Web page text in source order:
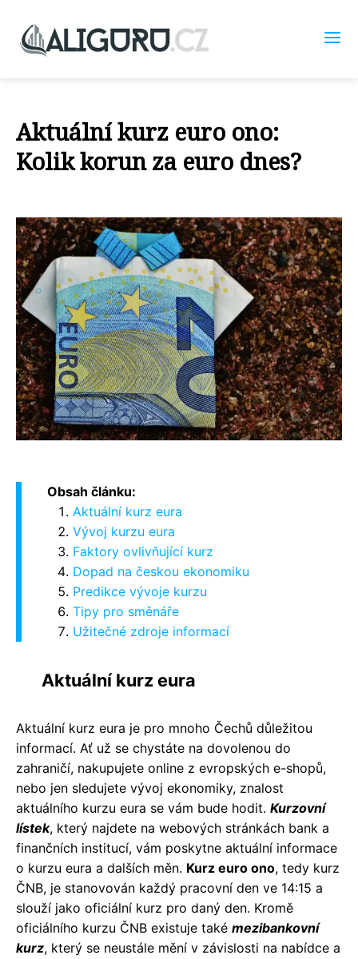
Aktuální kurz euro ono:
Kolik korun za euro dnes?
Obsah článku:
Aktuální kurz eura
Vývoj kurzu eura
Faktory ovlivňující kurz
Dopad na českou ekonomiku
Predikce vývoje kurzu
Tipy pro směnáře
Užitečné zdroje informací
Aktuální kurz eura
Aktuální kurz eura je pro mnoho Čechů důležitou
informací. Ať už se chystáte na dovolenou do
zahraničí, nakupujete online z evropských e-shopů,
nebo jen sledujete vývoj ekonomiky, znalost
aktuálního kurzu eura se vám bude hodit. Kurzovní
lístek, který najdete na webových stránkách bank a
finančních institucí, vám poskytne aktuální informace
o kurzu eura a dalších měn. Kurz euro ono, tedy kurz
ČNB, je stanovován každý pracovní den ve 14:15 a
slouží jako oficiální kurz pro daný den. Kromě
oficiálního kurzu ČNB existuje také mezibankovní
kurz, který se neustále mění v závislosti na nabídce a